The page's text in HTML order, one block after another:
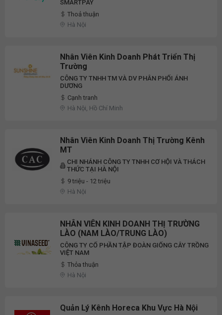
SMARTPAY
Thoả thuận
Hà Nội
Nhân Viên Kinh Doanh Phát Triển Thị
Trường
CÔNG TY TNHH TM VÀ DV PHÂN PHỐI ÁNH
DƯƠNG
Cạnh tranh
Hà Nội, Hồ Chí Minh
Nhân Viên Kinh Doanh Thị Trường Kênh
MT
CHI NHÁNH CÔNG TY TNHH CƠ HỘI VÀ THÁCH
THỨC TẠI HÀ NỘI
9 triệu - 12 triệu
Hà Nội
NHÂN VIÊN KINH DOANH THỊ TRƯỜNG
LÀO (NAM LÀO/TRUNG LÀO)
CÔNG TY CỔ PHẦN TẬP ĐOÀN GIỐNG CÂY TRỒNG
VIỆT NAM
Thỏa thuận
Hà Nội
Quản Lý Kênh Horeca Khu Vực Hà Nội